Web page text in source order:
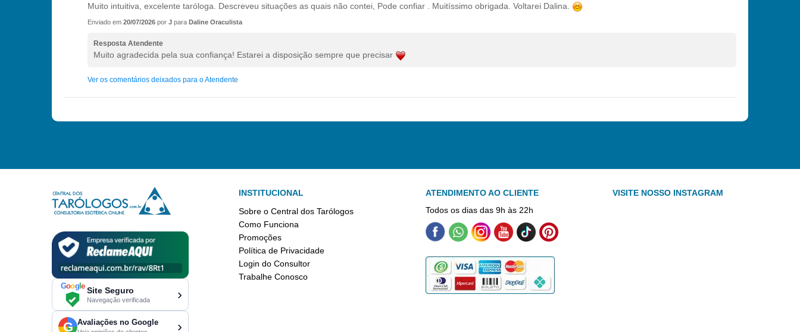
Muito intuitiva, excelente taróloga. Descreveu situações as quais não contei, Pode confiar . Muitíssimo obrigada. Voltarei Dalina.
Enviado em 20/07/2026 por J para Daline Oraculista
Resposta Atendente
Muito agradecida pela sua confiança! Estarei a disposição sempre que precisar
Ver os comentários deixados para o Atendente
Googl e Site Seguro
Navegação verificada ›
G Avaliações no Google ›
INSTITUCIONAL
Sobre o Central dos Tarólogos
Como Funciona
Promoções
Política de Privacidade
Login do Consultor
Trabalhe Conosco
ATENDIMENTO AO CLIENTE
Todos os dias das 9h às 22h
VISITE NOSSO INSTAGRAM